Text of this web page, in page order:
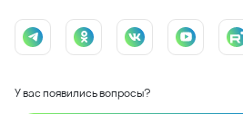
У вас появились вопросы?